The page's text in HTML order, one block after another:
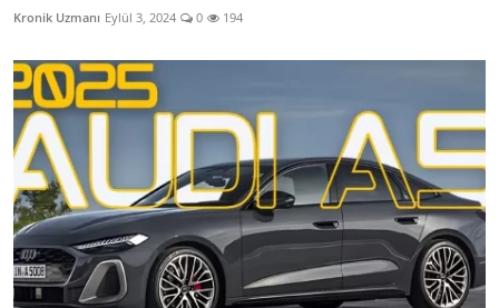
Kronik Uzmanı Eylül 3, 2024 0 194